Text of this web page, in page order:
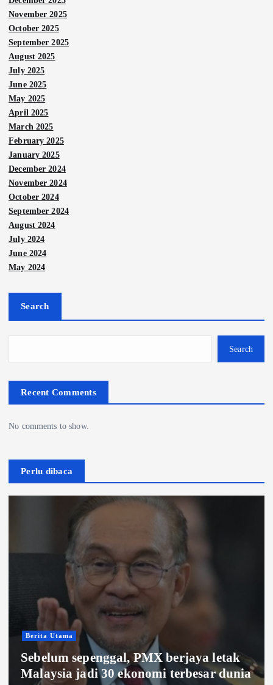
November 2025
October 2025
September 2025
August 2025
July 2025
June 2025
May 2025
April 2025
March 2025
February 2025
January 2025
December 2024
November 2024
October 2024
September 2024
August 2024
July 2024
June 2024
May 2024
Search
Search
Recent Comments
No comments to show.
Perlu dibaca
Berita Utama
Sebelum sepenggal, PMX berjaya letak
Malaysia jadi 30 ekonomi terbesar dunia